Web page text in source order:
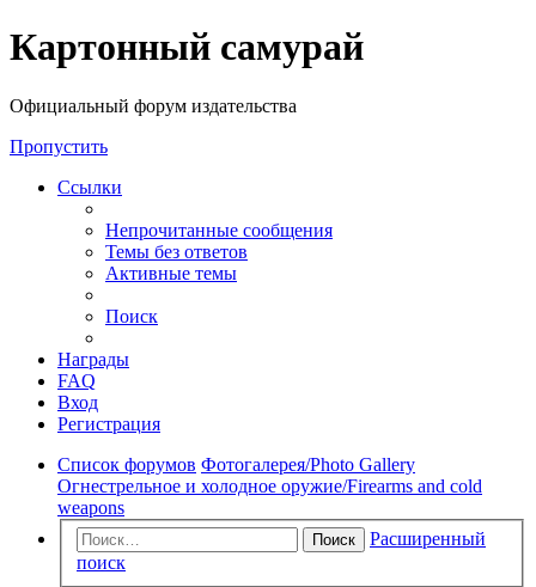
Регистрация
Картонный самурай
Официальный форум издательства
Пропустить
Ссылки
Непрочитанные сообщения
Темы без ответов
Активные темы
Поиск
Награды
FAQ
Вход
Регистрация
Список форумов Фотогалерея/Photo Gallery
Огнестрельное и холодное оружие/Firearms and cold
weapons
Поиск
Расширенный
поиск